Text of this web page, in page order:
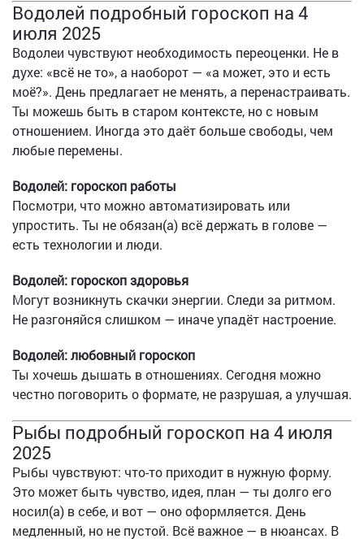
Водолей подробный гороскоп на 4
июля 2025
Водолеи чувствуют необходимость переоценки. Не в
духе: «всё не то», а наоборот — «а может, это и есть
моё?». День предлагает не менять, а перенастраивать.
Ты можешь быть в старом контексте, но с новым
отношением. Иногда это даёт больше свободы, чем
любые перемены.
Водолей: гороскоп работы
Посмотри, что можно автоматизировать или
упростить. Ты не обязан(а) всё держать в голове —
есть технологии и люди.
Водолей: гороскоп здоровья
Могут возникнуть скачки энергии. Следи за ритмом.
Не разгоняйся слишком — иначе упадёт настроение.
Водолей: любовный гороскоп
Ты хочешь дышать в отношениях. Сегодня можно
честно поговорить о формате, не разрушая, а улучшая.
Рыбы подробный гороскоп на 4 июля
2025
Рыбы чувствуют: что-то приходит в нужную форму.
Это может быть чувство, идея, план — ты долго его
носил(а) в себе, и вот — оно оформляется. День
медленный, но не пустой. Всё важное — в нюансах. В